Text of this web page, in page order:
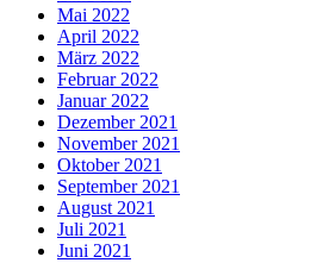
Mai 2022
April 2022
März 2022
Februar 2022
Januar 2022
Dezember 2021
November 2021
Oktober 2021
September 2021
August 2021
Juli 2021
Juni 2021